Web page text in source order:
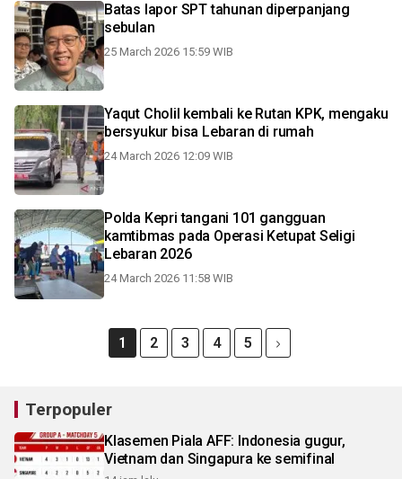
Batas lapor SPT tahunan diperpanjang
sebulan
25 March 2026 15:59 WIB
Yaqut Cholil kembali ke Rutan KPK, mengaku
bersyukur bisa Lebaran di rumah
24 March 2026 12:09 WIB
Polda Kepri tangani 101 gangguan
kamtibmas pada Operasi Ketupat Seligi
Lebaran 2026
24 March 2026 11:58 WIB
1 2 3 4 5
Terpopuler
Klasemen Piala AFF: Indonesia gugur,
Vietnam dan Singapura ke semifinal